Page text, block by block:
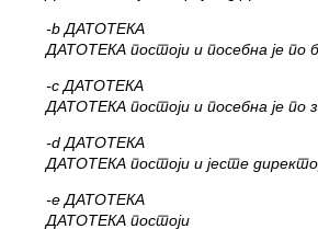
-b ДАТОТЕКА
ДАТОТЕКА постоји и посебна је по
-c ДАТОТЕКА
ДАТОТЕКА постоји и посебна је по
-d ДАТОТЕКА
ДАТОТЕКА постоји и јесте
-e ДАТОТЕКА
ДАТОТЕКА постоји